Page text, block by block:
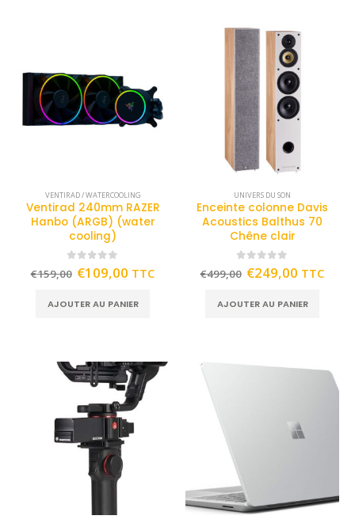
VENTIRAD / WATERCOOLING
Ventirad 240mm RAZER
Hanbo (ARGB) (water
cooling)
out of 5
€159,00 €109,00 TTC
AJOUTER AU PANIER
UNIVERS DU SON
Enceinte colonne Davis
Acoustics Balthus 70
Chêne clair
out of 5
€499,00 €249,00 TTC
AJOUTER AU PANIER